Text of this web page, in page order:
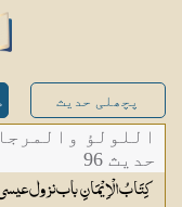
پچھلی حدیث
اللولؤ
حدیث 96
کِتَابُ الْاِیْمَانِ باب نزول